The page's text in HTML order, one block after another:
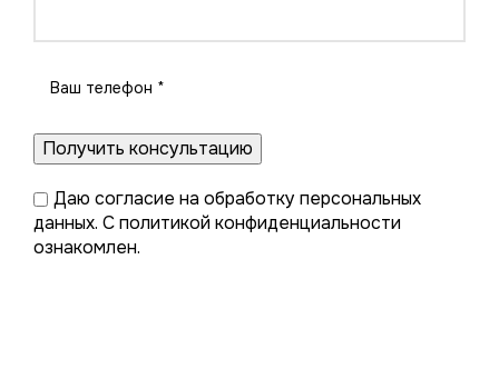
Даю согласие на обработку персональных
данных. Сполитикой конфиденциальности
ознакомлен.